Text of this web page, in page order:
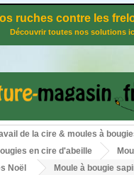
ruches contre les
Découvrir toutes nos solutions
de la cire & moules à
en cire d'abeille
Noël
Moule à bougie